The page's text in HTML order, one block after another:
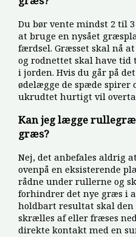
Du bør vente mindst 2 til
at bruge en nysået
færdsel. Græsset skal nå
og rodnettet skal have
i jorden. Hvis du går på
ødelægge de spæde spirer
ukrudtet hurtigt vil
Kan jeg lægge
græs?
Nej, det anbefales aldrig
ovenpå en eksisterende
rådne under rullerne og
forhindrer det nye græs i
holdbart resultat skal
skrælles af eller fræses
direkte kontakt med en